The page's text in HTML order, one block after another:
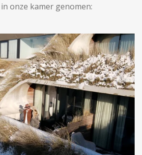
onze kamer genomen: